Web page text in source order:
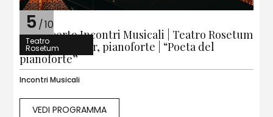
5 /10
Teatro
Rosetum
1° Concerto Incontri Musicali | Teatro Rosetum
| Jonas Aumiller, pianoforte | “Poeta del
pianoforte”
Incontri Musicali
VEDI PROGRAMMA